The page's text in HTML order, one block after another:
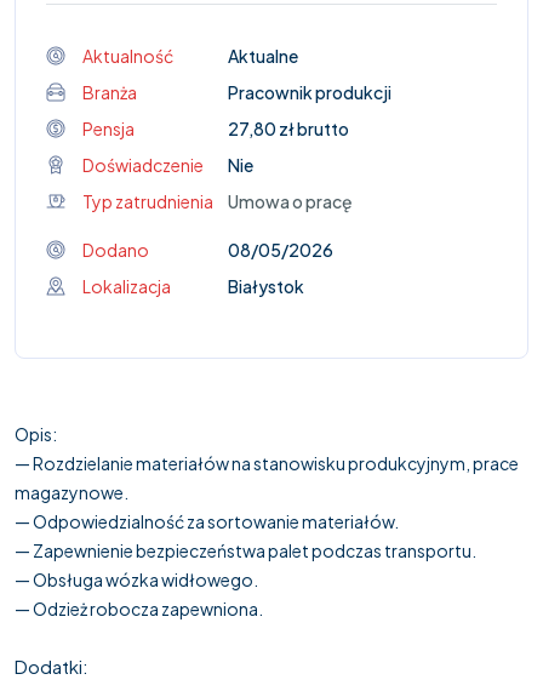
Aktualność
Aktualne
Branża
Pracownik produkcji
Pensja
27,80 zł brutto
Doświadczenie
Nie
Typ zatrudnienia
Umowa o pracę
Dodano
08/05/2026
Lokalizacja
Białystok
Opis:
— Rozdzielanie materiałów na stanowisku produkcyjnym, prace
magazynowe.
— Odpowiedzialność za sortowanie materiałów.
— Zapewnienie bezpieczeństwa palet podczas transportu.
— Obsługa wózka widłowego.
— Odzież robocza zapewniona.
Dodatki: